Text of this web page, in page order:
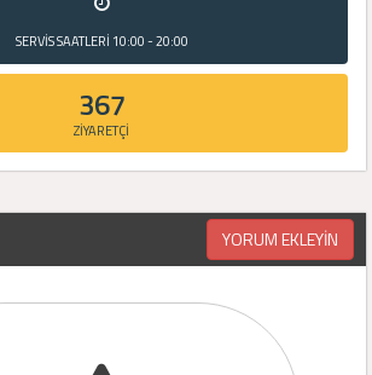
SERVİS SAATLERİ 10:00 - 20:00
367
ZİYARETÇİ
YORUM EKLEYİN